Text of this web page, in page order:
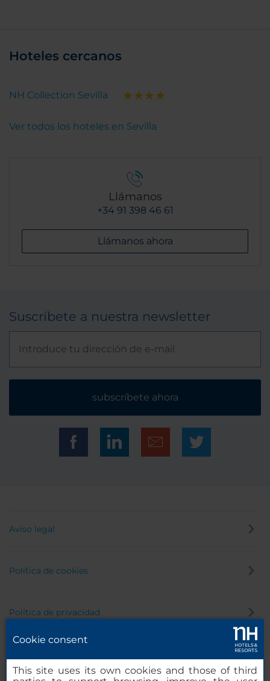
Hoteles cercanos
NH Collection Sevilla
Ver todos los hoteles en Sevilla
Llámanos
+34 91 398 46 61
Llámanos ahora
Suscríbete a nuestra newsletter
subscríbete ahora
Aviso legal
Política de cookies
Política de privacidad
Cookie consent
This site uses its own cookies and those of third